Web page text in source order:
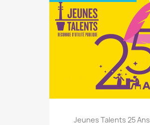
Jeunes Talents 25 Ans